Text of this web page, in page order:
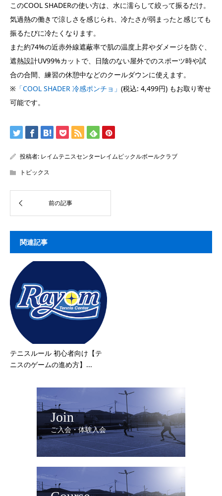
このCOOL SHADERの使い方は、水に濡らして絞って振るだけ。
気過熱の働きで涼しさを感じられ、冷たさが弱まったと感じても
振るたびに冷たくなります。
また約74%の近赤外線遮蔽率で肌の温度上昇やダメージを防ぐ、
遮熱設計UV99%カットで、日陰のない屋外でのスポーツ時や試
合の合間、練習の休憩中などのクールダウンに使えます。
※ 「COOL SHADER 冷感ポンチョ」 (税込: 4,499円) もお取り寄せ
可能です。
投稿者: レイムテニスセンターレイムピックルボールクラブ
トピックス
関連記事
テニスルール 初心者向け【テ
ニスのゲームの進め方】...
Join
ご入会・体験入会